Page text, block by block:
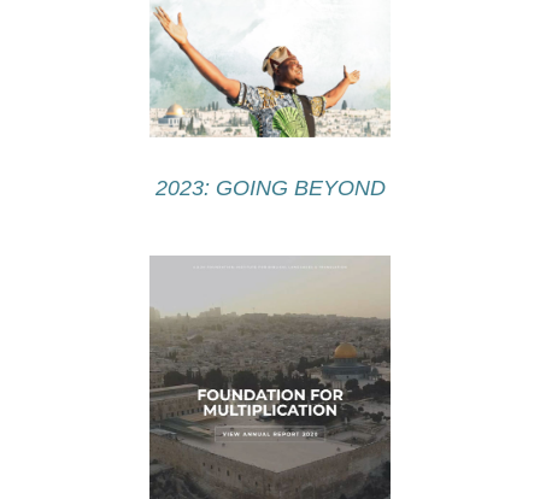
2023: GOING BEYOND